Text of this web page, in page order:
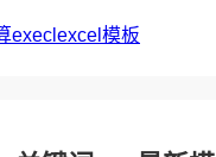
execlexcel模板